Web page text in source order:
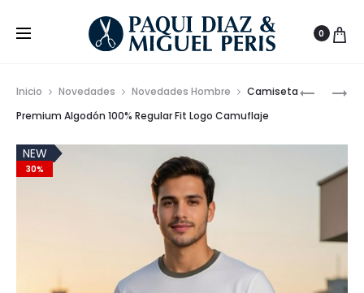
0
CHALECO
LINO
CAMISA
VENTANA
LA
Inicio Novedades Novedades Hombre
Camiseta
Premium Algodón 100% Regular Fit Logo Camuflaje
30%
NEW